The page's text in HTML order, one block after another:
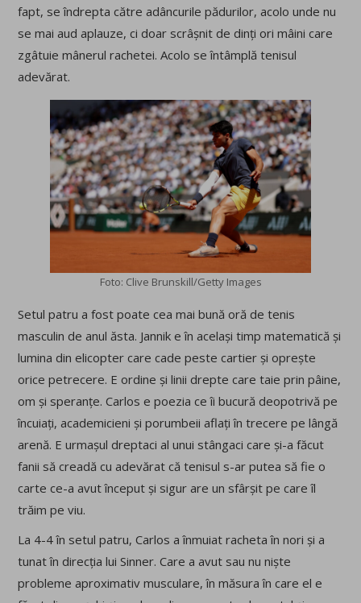
fapt, se îndrepta către adâncurile pădurilor, acolo unde nu
se mai aud aplauze, ci doar scrâșnit de dinți ori mâini care
zgâtuie mânerul rachetei. Acolo se întâmplă tenisul
adevărat.
Foto: Clive Brunskill/Getty Images
Setul patru a fost poate cea mai bună oră de tenis
masculin de anul ăsta. Jannik e în același timp matematică și
lumina din elicopter care cade peste cartier și oprește
orice petrecere. E ordine și linii drepte care taie prin pâine,
om și speranțe. Carlos e poezia ce îi bucură deopotrivă pe
încuiați, academicieni și porumbeii aflați în trecere pe lângă
arenă. E urmașul dreptaci al unui stângaci care și-a făcut
fanii să creadă cu adevărat că tenisul s-ar putea să fie o
carte ce-a avut început și sigur are un sfârșit pe care îl
trăim pe viu.
La 4-4 în setul patru, Carlos a înmuiat racheta în nori și a
tunat în direcția lui Sinner. Care a avut sau nu niște
probleme aproximativ musculare, în măsura în care el e